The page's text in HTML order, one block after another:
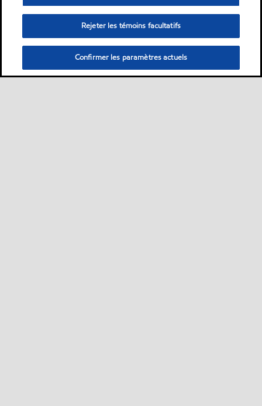
Rejeter les témoins facultatifs
Confirmer les paramètres actuels